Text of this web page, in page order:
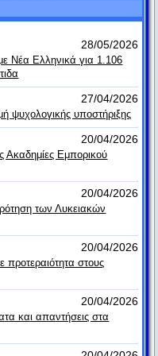
η ήττα είναι πάντα
αλλά όσους δεν
τα γνωρίσματα όλων
της εποχής στον
φτωχή και τη
κάποιον να δείχνει
είπε: «Σ’ αυτήν
τα δόντια του».
συμβούλευε τους
με την ψήφο τους τα
του είπαν ότι κάτι
ο Αντισθένης
στρατηγούς δεν
με την ψήφο σας και
καμία απολύτως
ήθελε να φυλάξει
στην πόρτα μια
28/05/2026
Νέα Ελληνικά για 1.106
27/04/2026
ψυχολογικής υποστήριξης
20/04/2026
Ακαδημίες Εμπορικού
20/04/2026
των Λυκειακών
20/04/2026
προτεραιότητα στους
20/04/2026
και απαντήσεις στα